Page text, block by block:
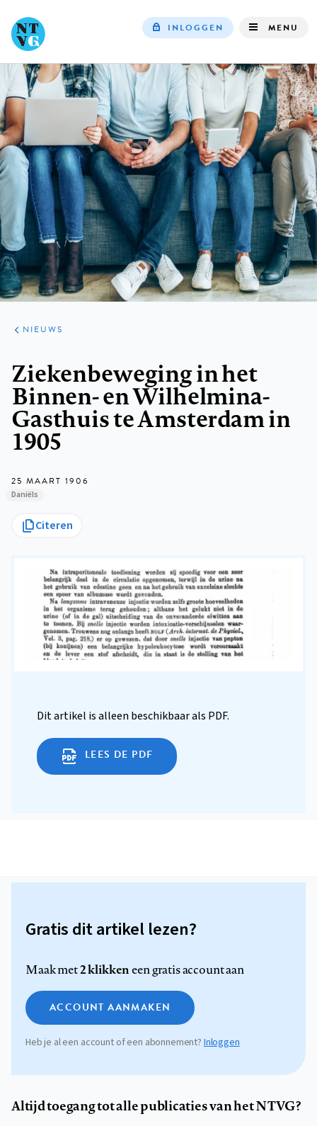
navigation
INLOGGEN MENU
ARTIKELEN
HET
KORT
NIEUWS
Ziekenbeweging in het
Binnen- en Wilhelmina-
Gasthuis te Amsterdam in
1905
25 MAART 1906
Daniëls
Citeren
Dit artikel is alleen beschikbaar als PDF.
LEES DE PDF
Gratis dit artikel lezen?
Maak met2 klikkeneen gratis account aan
ACCOUNT AANMAKEN
Heb je al een account of een abonnement? Inloggen
Altijd toegang tot alle publicaties van het NTVG?